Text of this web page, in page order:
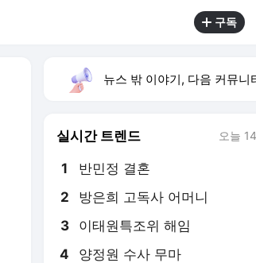
구독
뉴스 밖 이야기, 다음 커뮤니티 웹
실시간 트렌드 오늘
1 반민정 결혼
2 방은희 고독사 어머니
3 이태원특조위 해임
4 양정원 수사 무마